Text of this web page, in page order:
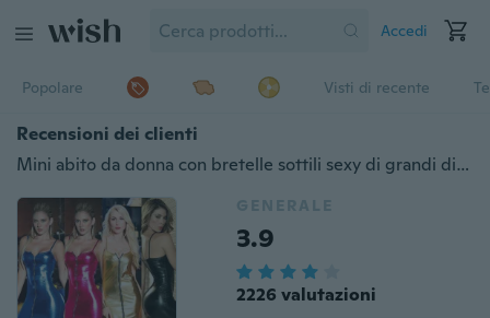
Accedi
Popolare Visti di recente
Recensioni dei clienti
Mini abito da donna con bretelle sottili sexy di grandi dimensioni delle nuove donne di estate
GENERALE
3.9
2226 valutazioni